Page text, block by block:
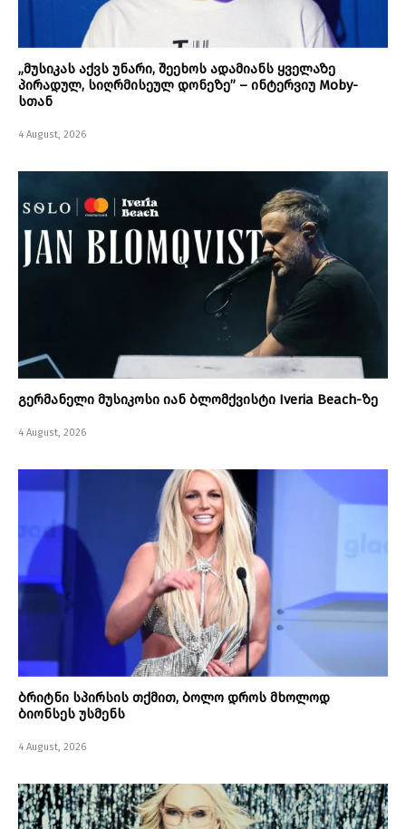
„მუსიკას აქვს უნარი, შეეხოს ადამიანს ყველაზე
პირადულ, სიღრმისეულ დონეზე” – ინტერვიუ Moby-
სთან
4 August, 2026
გერმანელი მუსიკოსი იან ბლომქვისტი Iveria Beach-ზე
4 August, 2026
ბრიტნი სპირსის თქმით, ბოლო დროს მხოლოდ
ბიონსეს უსმენს
4 August, 2026